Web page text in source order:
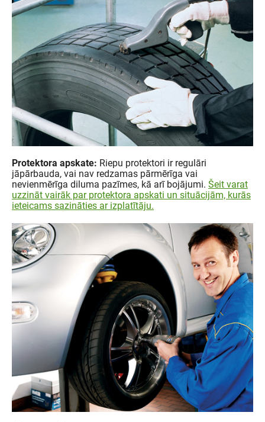
Protektora apskate: Riepu protektori ir regulāri
jāpārbauda, vai nav redzamas pārmērīga vai
nevienmērīga diluma pazīmes, kā arī bojājumi. Šeit varat
uzzināt vairāk par protektora apskati un situācijām, kurās
ieteicams sazināties ar izplatītāju.